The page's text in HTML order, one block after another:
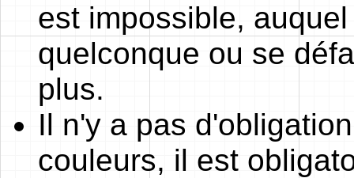
est impossible,
quelconque ou se
plus.
Il n'y a pas
couleurs, il est